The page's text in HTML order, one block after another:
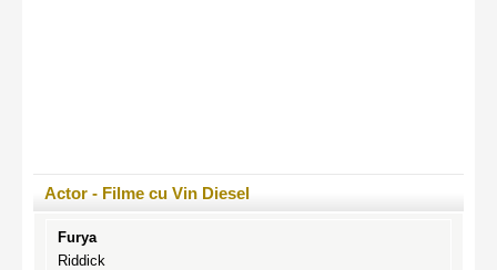
Actor - Filme cu Vin Diesel
Furya
Riddick